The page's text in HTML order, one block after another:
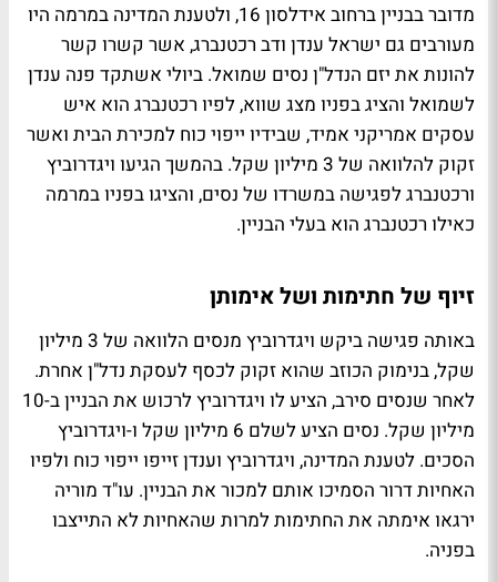
מדובר בבניין ברחוב אידלסון 16, ולטענת המדינה במרמה היו
מעורבים גם ישראל ענדן ודב רכטנברג, אשר קשרו קשר
להונות את יזם הנדל"ן נסים שמואל. ביולי אשתקד פנה ענדן
לשמואל והציג בפניו מצג שווא, לפיו רכטנברג הוא איש
עסקים אמריקני אמיד, שבידיו ייפוי כוח למכירת הבית ואשר
זקוק להלוואה של 3 מיליון שקל. בהמשך הגיעו ויגדרוביץ
ורכטנברג לפגישה במשרדו של נסים, והציגו בפניו במרמה
כאילו רכטנברג הוא בעלי הבניין.
זיוף של חתימות ושל אימותן
באותה פגישה ביקש ויגדרוביץ מנסים הלוואה של 3 מיליון
שקל, בנימוק הכוזב שהוא זקוק לכסף לעסקת נדל"ן אחרת.
לאחר שנסים סירב, הציע לו ויגדרוביץ לרכוש את הבניין ב-10
מיליון שקל. נסים הציע לשלם 6 מיליון שקל ו-ויגדרוביץ
הסכים. לטענת המדינה, ויגדרוביץ וענדן זייפו ייפוי כוח ולפיו
האחיות דרור הסמיכו אותם למכור את הבניין. עו"ד מוריה
ירגאו אימתה את החתימות למרות שהאחיות לא התייצבו
בפניה.